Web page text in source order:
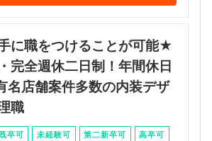
に職をつけることが可能★
完全週休二日制！年間休日
店舗案件多数の内装デザ
職
卒可 未経験可 第二新卒可 高卒可